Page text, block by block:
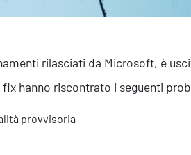
rilasciati da Microsoft, è
hanno riscontrato i seguenti
provvisoria